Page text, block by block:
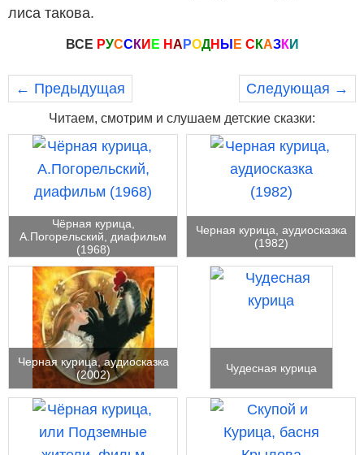
лиса такова.
ВСЕ РУСС КИ Е НА РОДН Ы Е С КАЗКИ
← Предыдущая Следующая →
Читаем, смотрим и слушаем детские сказки:
Чёрная курица,
А.Погорельский, диафильм
(1968)
Черная курица, аудиосказка
(1982)
Черная курица, аудиосказка
(2002)
Чудесная курица